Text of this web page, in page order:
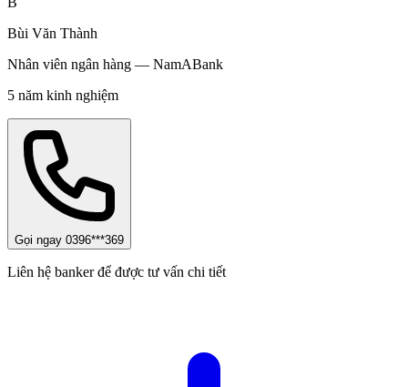
Bùi Văn Thành
Nhân viên ngân hàng — NamABank
5 năm kinh nghiệm
Gọi ngay 0396***369
Liên hệ banker để được tư vấn chi tiết